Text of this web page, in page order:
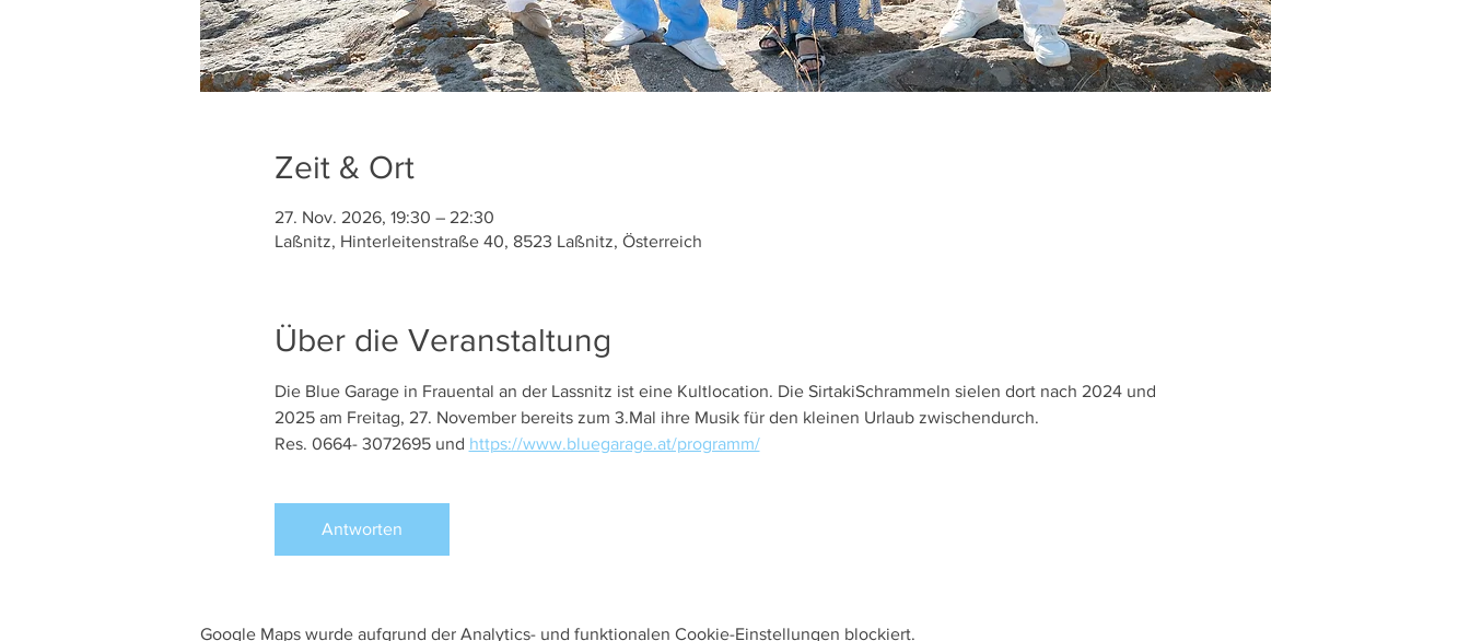
Zeit & Ort
27. Nov. 2026, 19:30 – 22:30
Laßnitz, Hinterleitenstraße 40, 8523 Laßnitz, Österreich
Über die Veranstaltung
Die Blue Garage in Frauental an der Lassnitz ist eine Kultlocation. Die SirtakiSchrammeln sielen dort nach 2024 und
2025 am Freitag, 27. November bereits zum 3.Mal ihre Musik für den kleinen Urlaub zwischendurch.
Res. 0664- 3072695 und https://www.bluegarage.at/programm/
Antworten
Google Maps wurde aufgrund der Analytics- und funktionalen Cookie-Einstellungen blockiert.